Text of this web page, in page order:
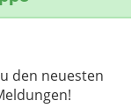
den neuesten